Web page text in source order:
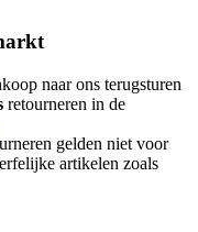
naar ons terugsturen
retourneren in de
gelden niet voor
artikelen zoals